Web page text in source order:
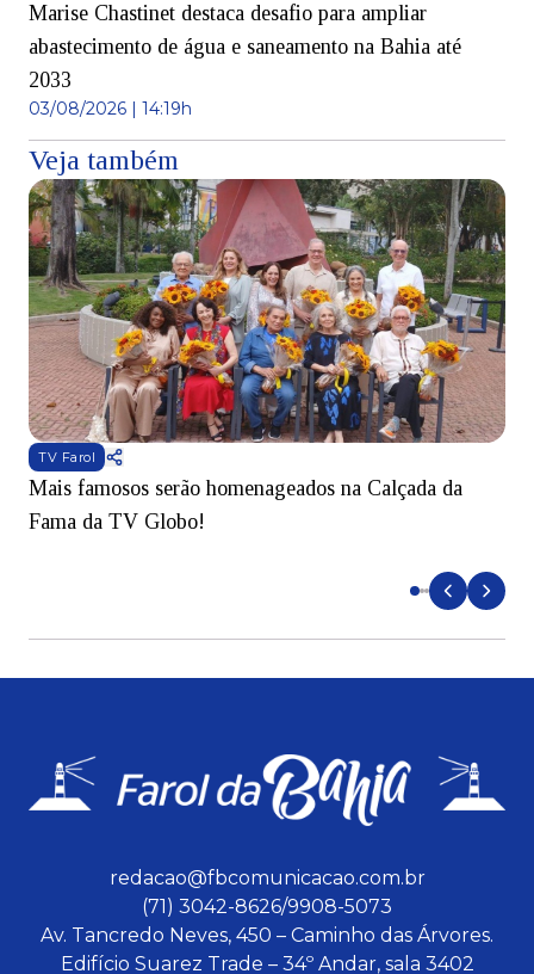
Marise Chastinet destaca desafio para ampliar
abastecimento de água e saneamento na Bahia até
2033
03/08/2026 | 14:19h
Veja também
TV Farol
Mais famosos serão homenageados na Calçada da
Fama da TV Globo!
redacao@fbcomunicacao.com.br
(71) 3042-8626/9908-5073
Av. Tancredo Neves, 450 – Caminho das Árvores.
Edifício Suarez Trade – 34º Andar, sala 3402